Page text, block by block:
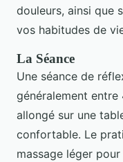
douleurs, ainsi que
vos habitudes de
La Séance
Une séance de
généralement entre
allongé sur une
confortable. Le
massage léger